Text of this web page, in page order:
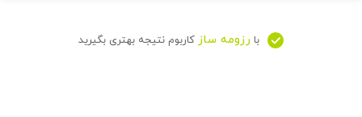
با رزومه ساز کاربوم نتیجه بهتری بگیرید